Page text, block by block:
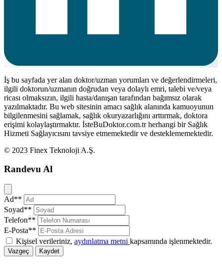
İş bu sayfada yer alan doktor/uzman yorumları ve değerlendirmeleri,
ilgili doktorun/uzmanın doğrudan veya dolaylı emri, talebi ve/veya
ricası olmaksızın, ilgili hasta/danışan tarafından bağımsız olarak
yazılmaktadır. Bu web sitesinin amacı sağlık alanında kamuoyunun
bilgilenmesini sağlamak, sağlık okuryazarlığını arttırmak, doktora
erişimi kolaylaştırmaktır. İsteBuDoktor.com.tr herhangi bir Sağlık
Hizmeti Sağlayıcısını tavsiye etmemektedir ve desteklememektedir.
© 2023 Finex Teknoloji A.Ş.
Randevu Al
Kapat
Ad**
Soyad**
Telefon**
E-Posta**
Kişisel verileriniz, aydınlatma metni kapsamında işlenmektedir.
Vazgeç Kaydet